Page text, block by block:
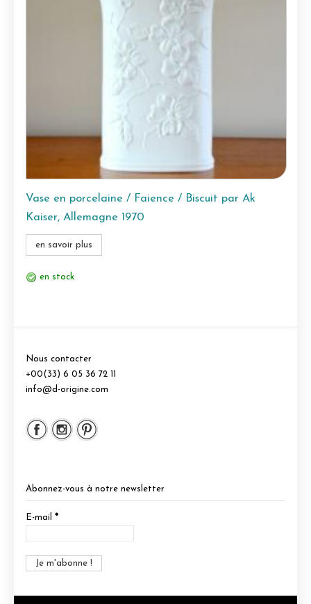
Vase en porcelaine / Faience / Biscuit par Ak
Kaiser, Allemagne 1970
en savoir plus
en stock
Nous contacter
+00(33) 6 05 36 72 11
info@d-origine.com
Abonnez-vous à notre newsletter
E-mail *